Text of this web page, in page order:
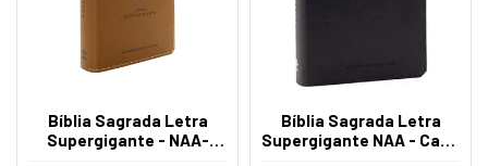
Bíblia Sagrada Letra
Supergigante - NAA-
Bíblia Sagrada Letra
Supergigante NAA - Capa